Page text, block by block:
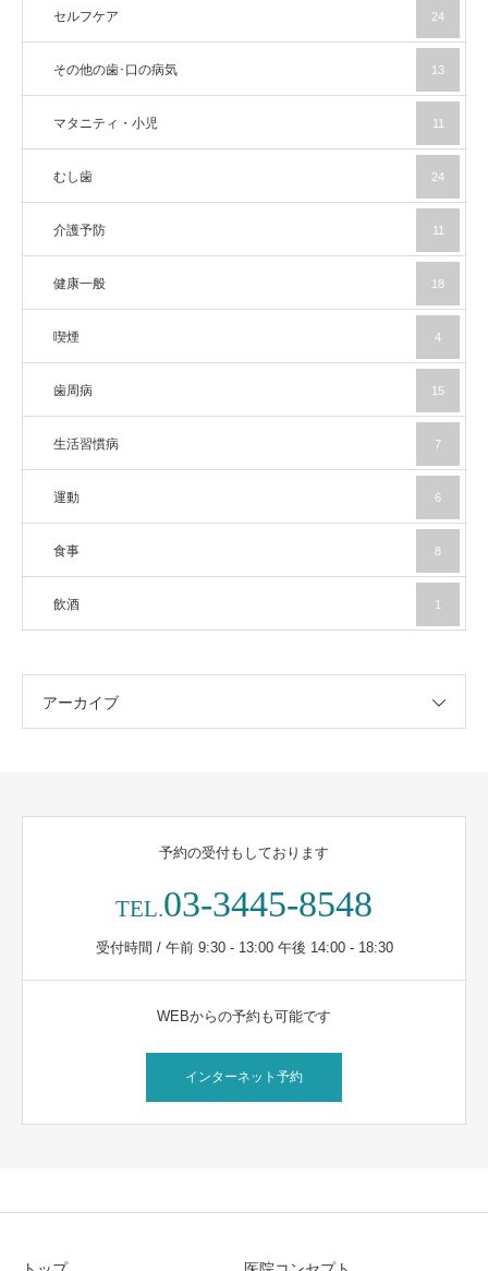
セルフケア 24
その他の歯･口の病気 13
マタニティ・小児 11
むし歯 24
介護予防 11
健康一般 18
喫煙 4
歯周病 15
生活習慣病 7
運動 6
食事 8
飲酒 1
アーカイブ
予約の受付もしております
TEL.03-3445-8548
受付時間 / 午前 9:30 - 13:00 午後 14:00 - 18:30
WEBからの予約も可能です
インターネット予約